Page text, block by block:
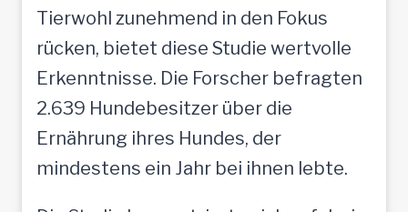
Tierwohl zunehmend in den Fokus
rücken, bietet diese Studie wertvolle
Erkenntnisse. Die Forscher befragten
2.639 Hundebesitzer über die
Ernährung ihres Hundes, der
mindestens ein Jahr bei ihnen lebte.